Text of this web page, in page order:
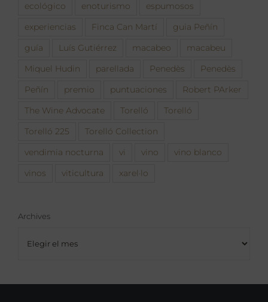
ecológico enoturismo espumosos
experiencias Finca Can Martí guia Peñín
guía Luís Gutiérrez macabeo macabeu
Miquel Hudin parellada Penedès Penedès
Peñín premio puntuaciones Robert PArker
The Wine Advocate Torelló Torelló
Torelló 225 Torelló Collection
vendimia nocturna vi vino vino blanco
vinos viticultura xarel·lo
Archives